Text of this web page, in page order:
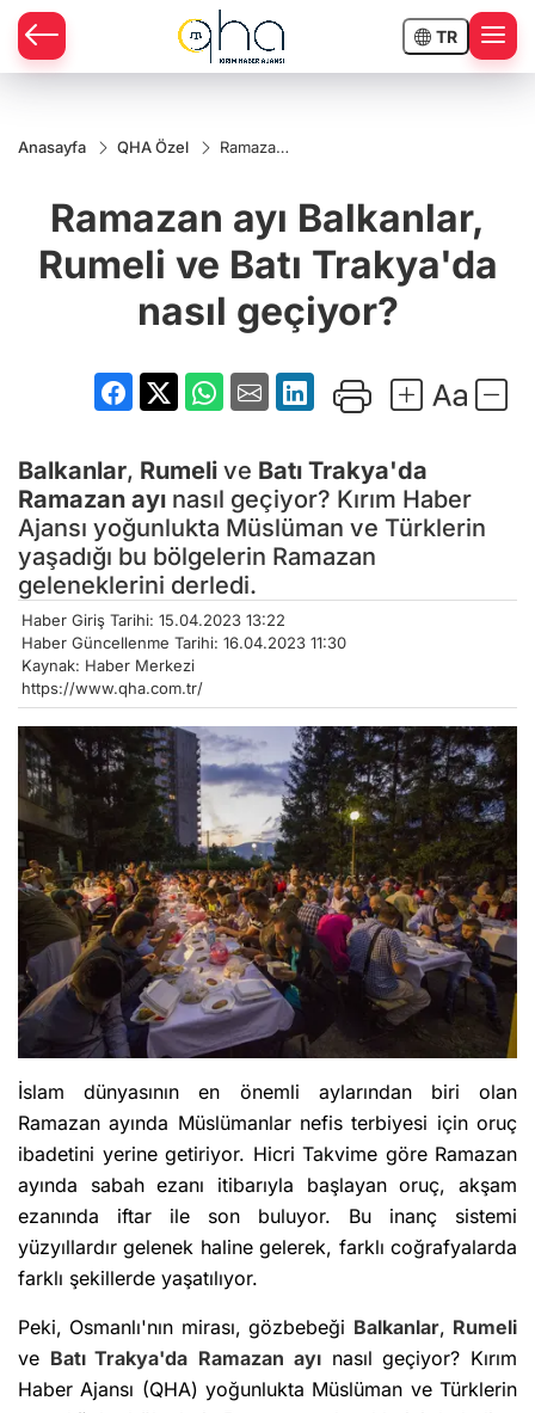
TR
Anasayfa QHA Özel
Ramazan
ve Batı
Trakya'da
nasıl
geçiyor?
Ramazan ayı Balkanlar,
Rumeli ve Batı Trakya'da
nasıl geçiyor?
Balkanlar, Rumeli ve Batı Trakya'da
Ramazan ayı nasıl geçiyor? Kırım Haber
Ajansı yoğunlukta Müslüman ve Türklerin
yaşadığı bu bölgelerin Ramazan
geleneklerini derledi.
Haber Giriş Tarihi: 15.04.2023 13:22
Haber Güncellenme Tarihi: 16.04.2023 11:30
Kaynak: Haber Merkezi
https://www.qha.com.tr/
İslam dünyasının en önemli aylarından biri olan
Ramazan ayında Müslümanlar nefis terbiyesi için oruç
ibadetini yerine getiriyor. Hicri Takvime göre Ramazan
ayında sabah ezanı itibarıyla başlayan oruç, akşam
ezanında iftar ile son buluyor. Bu inanç sistemi
yüzyıllardır gelenek haline gelerek, farklı coğrafyalarda
farklı şekillerde yaşatılıyor.
Peki, Osmanlı'nın mirası, gözbebeği Balkanlar, Rumeli
ve Batı Trakya'da Ramazan ayınasıl geçiyor? Kırım
Haber Ajansı (QHA) yoğunlukta Müslüman ve Türklerin